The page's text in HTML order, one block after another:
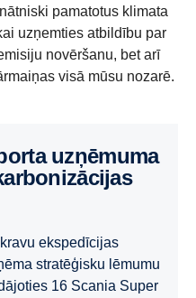
pamatotus klimata
uzņemties atbildību par
novēršanu, bet arī
visā mūsu nozarē.
ekspedīcijas
stratēģisku lēmumu
16 Scania Super